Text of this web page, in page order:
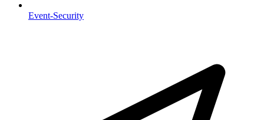
Event-Security